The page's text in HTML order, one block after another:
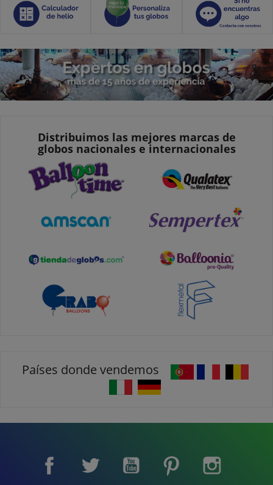
Distribuimos las mejores marcas de
globos nacionales e internacionales
Países donde vendemos
Facebook Twitter YouTube Pinterest